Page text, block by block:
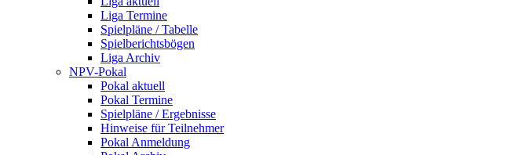
Liga Termine
Spielpläne / Tabelle
Spielberichtsbögen
Liga Archiv
NPV-Pokal
Pokal aktuell
Pokal Termine
Spielpläne / Ergebnisse
Hinweise für Teilnehmer
Pokal Anmeldung